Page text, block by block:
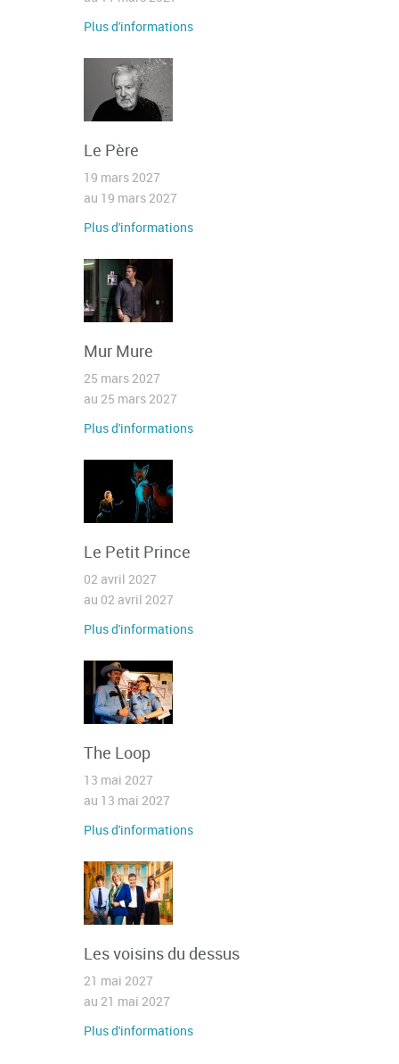
Plus d'informations
Le Père
19 mars 2027
au 19 mars 2027
Plus d'informations
Mur Mure
25 mars 2027
au 25 mars 2027
Plus d'informations
Le Petit Prince
02 avril 2027
au 02 avril 2027
Plus d'informations
The Loop
13 mai 2027
au 13 mai 2027
Plus d'informations
Les voisins du dessus
21 mai 2027
au 21 mai 2027
Plus d'informations